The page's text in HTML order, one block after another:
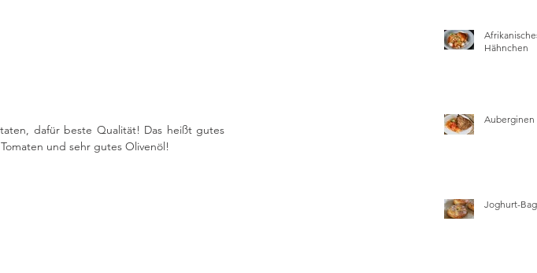
dafür beste Qualität! Das heißt gutes
und sehr gutes Olivenöl!
Hähnchen
Auberginen
Joghurt-